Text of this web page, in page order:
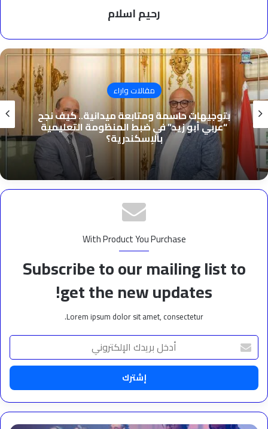
رحيم اسلام
مقالات واراء
بتوجيهات حاسمة ومتابعة ميدانية.. كيف نجح
“عربي أبو زيد” في ضبط المنظومة التعليمية
بالإسكندرية؟
With Product You Purchase
Subscribe to our mailing list to
get the new updates!
Lorem ipsum dolor sit amet, consectetur.
أدخل
بريدك
الإلكتروني